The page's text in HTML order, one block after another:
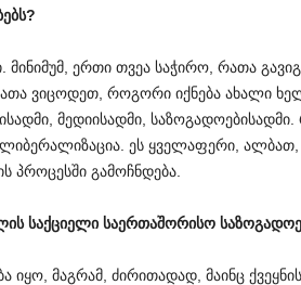
?
მინიმუმ, ერთი თვეა საჭირო, რათა
ვიცოდეთ, როგორი იქნება ახალი
მედიისადმი,
ეს ყველაფერი,
პროცესში გამოჩნდება.
საქციელი საერთაშორისო
იყო, მაგრამ, ძირითადად, მაინც